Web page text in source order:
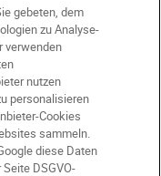
Stores
gebeten, dem
zu Analyse-
verwenden
nutzen
personalisieren
Cookies
sammeln.
diese Daten
DSGVO-